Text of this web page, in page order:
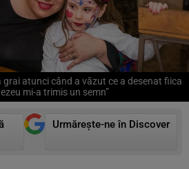
atunci când a văzut ce a desenat fiica
mi-a trimis un semn”
Urmărește-ne în Discover